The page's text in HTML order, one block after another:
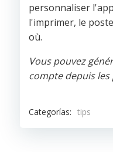
personnaliser
l'imprimer, le
où.
Vous pouvez
compte depuis
Categorías: tips